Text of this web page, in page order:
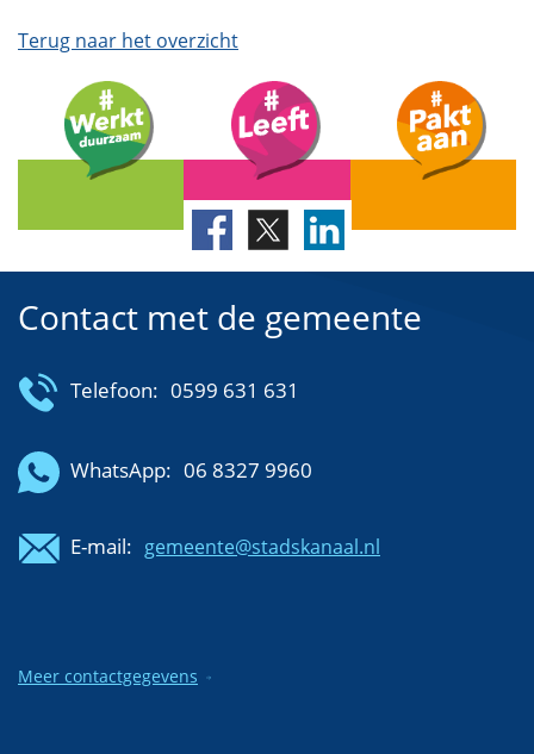
Terug naar het overzicht
Contact met de gemeente
Telefoon: 0599 631 631
WhatsApp: 06 8327 9960
E-mail: gemeente@stadskanaal.nl
Meer contactgegevens